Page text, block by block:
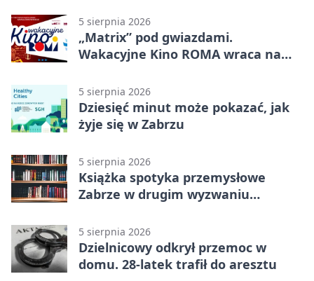
5 sierpnia 2026
„Matrix” pod gwiazdami.
Wakacyjne Kino ROMA wraca na
5 sierpnia 2026
Dziesięć minut może pokazać, jak
żyje się w Zabrzu
5 sierpnia 2026
Książka spotyka przemysłowe
Zabrze w drugim wyzwaniu
5 sierpnia 2026
Dzielnicowy odkrył przemoc w
domu. 28-latek trafił do aresztu